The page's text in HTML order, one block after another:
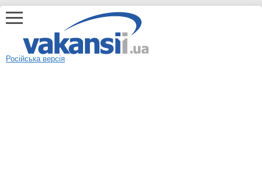
Російська версія